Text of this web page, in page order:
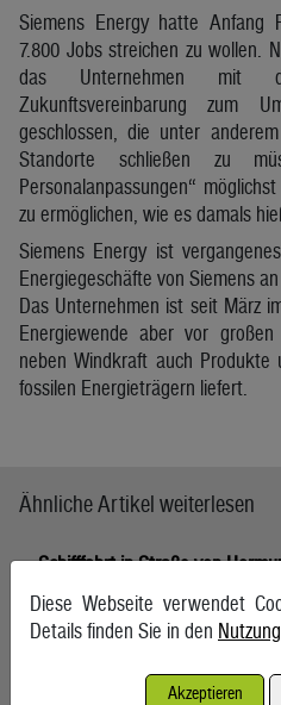
Siemens Energy hatte Anfang
7.800 Jobs streichen zu wollen.
das Unternehmen
Zukunftsvereinbarung zum
geschlossen, die unter
Standorte schließen zu
Personalanpassungen“
zu ermöglichen, wie es damals
Siemens Energy ist
Energiegeschäfte von Siemens
Das Unternehmen ist seit März
Energiewende aber vor
neben Windkraft auch
fossilen Energieträgern liefert.
Ähnliche Artikel weiterlesen
Schifffahrt in Straße von
7. August 2026, Teheran
Diese Webseite verwendet
Details finden Sie in den
Akzeptieren